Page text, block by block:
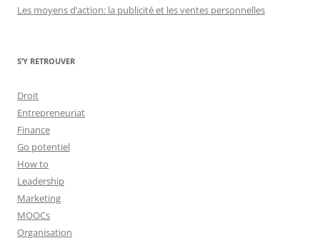
Les moyens d’action: la publicité et les ventes personnelles
S’Y RETROUVER
Droit
Entrepreneuriat
Finance
Go potentiel
How to
Leadership
Marketing
MOOCs
Organisation